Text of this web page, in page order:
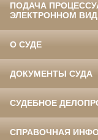
ПОДАЧА
ЭЛЕКТРОННОМ
О СУДЕ
ДОКУМЕНТЫ СУДА
СУДЕБНОЕ
СПРАВОЧНАЯ